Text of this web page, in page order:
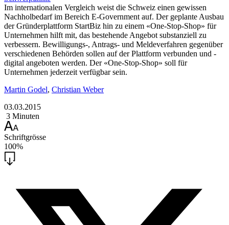
Im internationalen Vergleich weist die Schweiz einen gewissen
Nachholbedarf im Bereich E-Government auf. Der geplante Ausbau
der Gründerplattform StartBiz hin zu einem «One-Stop-Shop» für
Unternehmen hilft mit, das bestehende Angebot substanziell zu
verbessern. Bewilligungs-, Antrags- und Meldeverfahren gegenüber
verschiedenen Behörden sollen auf der Plattform verbunden und ­
digital angeboten werden. Der «One-Stop-Shop» soll für
Unternehmen jederzeit verfügbar sein.
Martin Godel, Christian Weber
03.03.2015
3 Minuten
Schriftgrösse
100%